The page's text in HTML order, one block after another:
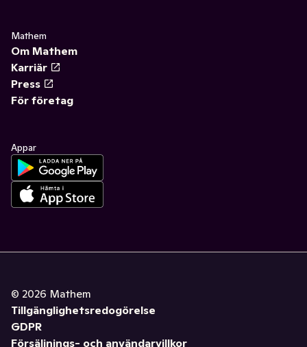
Mathem
Om Mathem
Karriär
Press
För företag
Appar
© 2026 Mathem
Tillgänglighetsredogörelse
GDPR
Försäljnings- och användarvillkor